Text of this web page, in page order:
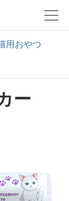
用おやつ
ー